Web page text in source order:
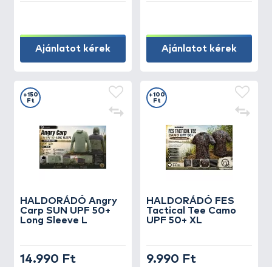
Ajánlatot kérek Ajánlatot kérek
HALDORÁDÓ Angry
Carp SUN UPF 50+
Long Sleeve L
+150
Ft
14.990 Ft
HALDORÁDÓ FES
Tactical Tee Camo
UPF 50+ XL
+100
Ft
9.990 Ft